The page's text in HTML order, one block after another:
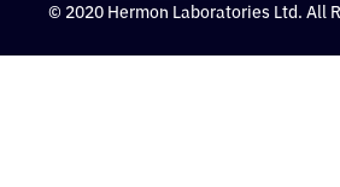
© 2020 Hermon Laboratories Ltd. All